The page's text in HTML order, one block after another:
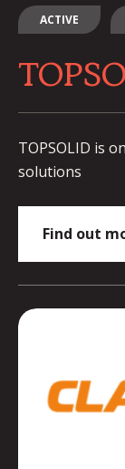
ACTIVE
TOPSOLID is
solutions
Find out